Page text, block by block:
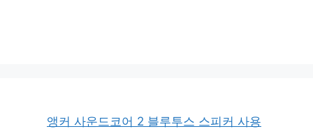
앵커 사운드코어 2 블루투스 스피커 사용